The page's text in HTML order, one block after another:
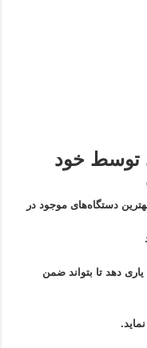
خود
دستگاه‌های موجود در
دهد تا بتواند ضمن